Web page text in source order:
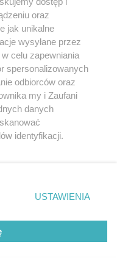
siatki
klasyfikacja
oraz
jak unikalne
wysyłane przez
celu zapewniania
spersonalizowanych
odbiorców oraz
my i Zaufani
danych
identyfikacji.
prywatności
strony
zgody
się takiemu
zastosowanie tylko
USTAWIENIA